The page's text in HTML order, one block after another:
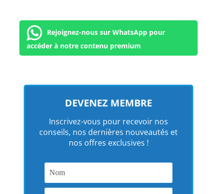
Rejoignez-nous sur WhatsApp pour
accéder à notre contenu premium
DEVENEZ MEMBRE
Inscrivez-vous pour recevoir nos
conseils, nos dernières nouveautés et
nos offres exclusives !